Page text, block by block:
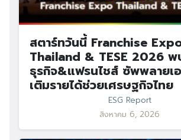
for: Search
สตาร์ทวันนี้ Franchise
Thailand & TESE 2026
ธุรกิจ&แฟรนไชส์ ซัพพลายเ
เติมรายได้ช่วยเศรษฐกิจไทย
ESG Report
สิงหาคม 6, 2026